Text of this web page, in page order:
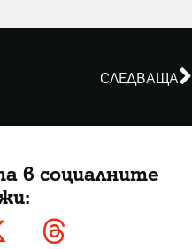
СЛЕДВАЩА
в социалните